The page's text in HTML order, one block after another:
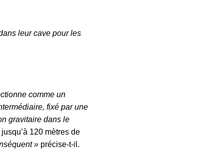
leur cave pour les
comme un
fixé par une
gravitaire dans le
120 mètres de
» précise-t-il.